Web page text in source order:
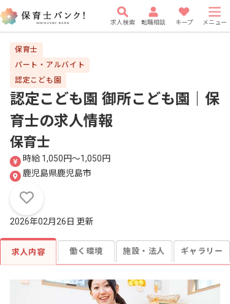
求人検索 転職相談 キープ メニュー
保育士
パート・アルバイト
認定こども園
認定こども園 御所こども園｜保
育士の求人情報
保育士
時給 1,050円〜1,050円
鹿児島県鹿児島市
2026年02月26日 更新
求人内容 働く環境 施設・法人 ギャラリー